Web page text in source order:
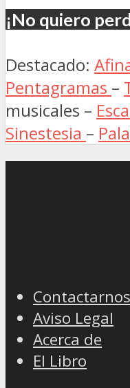
¡No quiero
Destacado:
Pentagramas –
musicales –
Sinestesia –
Contactarnos
Aviso Legal
Acerca de
El Libro